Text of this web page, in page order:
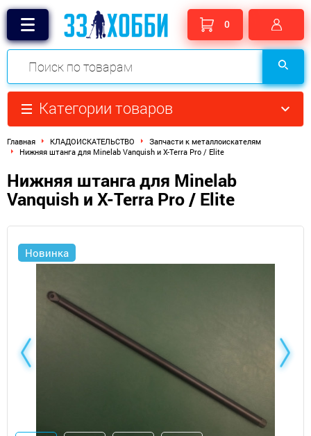
0
Категории товаров
Главная КЛАДОИСКАТЕЛЬСТВО
Запчасти к металлоискателям
Нижняя штанга для Minelab Vanquish и X-Terra Pro / Elite
Нижняя штанга для Minelab
Vanquish и X-Terra Pro / Elite
Новинка